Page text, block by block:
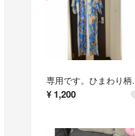
専用
¥ 1,200